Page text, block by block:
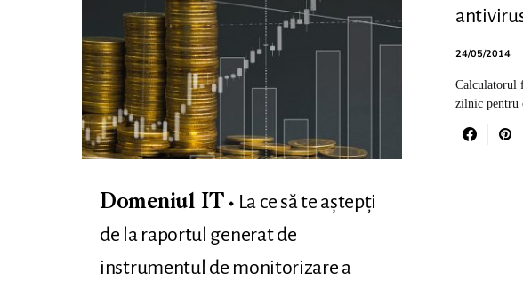
Domeniul IT
La ce să te aștepți
de la raportul generat de
instrumentul de monitorizare a
24/05/2014
Calculatorul
zilnic